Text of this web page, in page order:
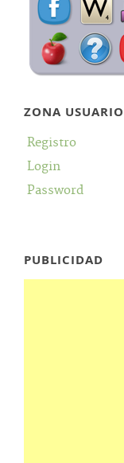
ZONA USUARIO
Registro
Login
Password
PUBLICIDAD